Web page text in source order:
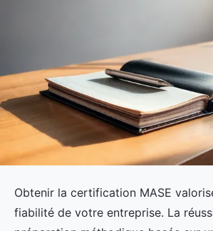
Obtenir la certification MASE
fiabilité de votre entreprise. La